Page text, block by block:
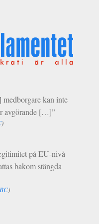
kan inte
avgörande […]”
)
på EU-nivå
bakom stängda
)